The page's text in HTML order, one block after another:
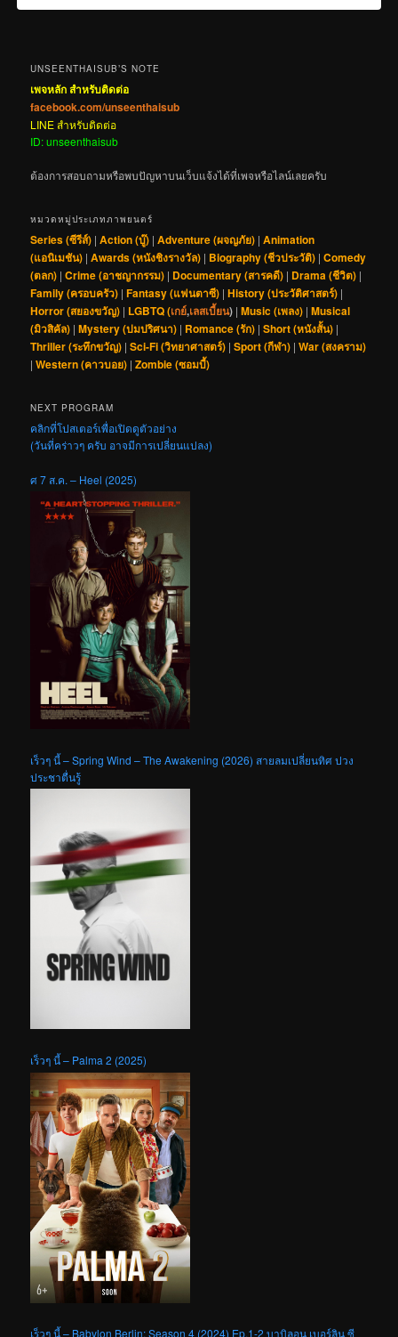
UNSEENTHAISUB’S NOTE
เพจหลัก สำหรับติดต่อ
facebook.com/unseenthaisub
LINE สำหรับติดต่อ
ID: unseenthaisub
ต้องการสอบถามหรือพบปัญหาบนเว็บแจ้งได้ที่เพจหรือไลน์เลยครับ
หมวดหมู่ประเภทภาพยนตร์
Series (ซีรีส์) |Action (บู๊) |Adventure (ผจญภัย) |Animation
(แอนิเมชัน) |Awards (หนังชิงรางวัล) | Biography (ชีวประวัติ) |Comedy
(ตลก) |Crime (อาชญากรรม) | Documentary (สารคดี) | Drama (ชีวิต) |
Family (ครอบครัว) |Fantasy (แฟนตาซี) |History (ประวัติศาสตร์) |
Horror (สยองขวัญ) | LGBTQ (เกย์,เลสเบี้ยน) |Music (เพลง) |Musical
(มิวสิคัล) |Mystery (ปมปริศนา) | Romance (รัก) |Short (หนังสั้น) |
Thriller (ระทึกขวัญ) |Sci-Fi (วิทยาศาสตร์) |Sport (กีฬา) |War (สงคราม)
|Western (คาวบอย) |Zombie (ซอมบี้)
NEXT PROGRAM
คลิกที่โปสเตอร์เพื่อเปิดดูตัวอย่าง
(วันที่คร่าวๆ ครับ อาจมีการเปลี่ยนแปลง)
ศ 7 ส.ค. – Heel (2025)
เร็วๆ นี้ – Spring Wind – The Awakening (2026) สายลมเปลี่ยนทิศ ปวง
ประชาตื่นรู้
เร็วๆ นี้ – Palma 2 (2025)
เร็วๆ นี้ – Babylon Berlin: Season 4 (2024) Ep.1-2 บาบิลอน เบอร์ลิน ซี